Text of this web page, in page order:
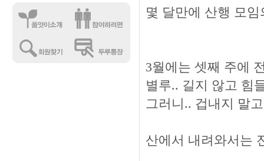
몇 달만에 산행 모
3월에는 셋째 주에
별루.. 길지 않고 힘
그러니.. 겁내지 말
산에서 내려와서는